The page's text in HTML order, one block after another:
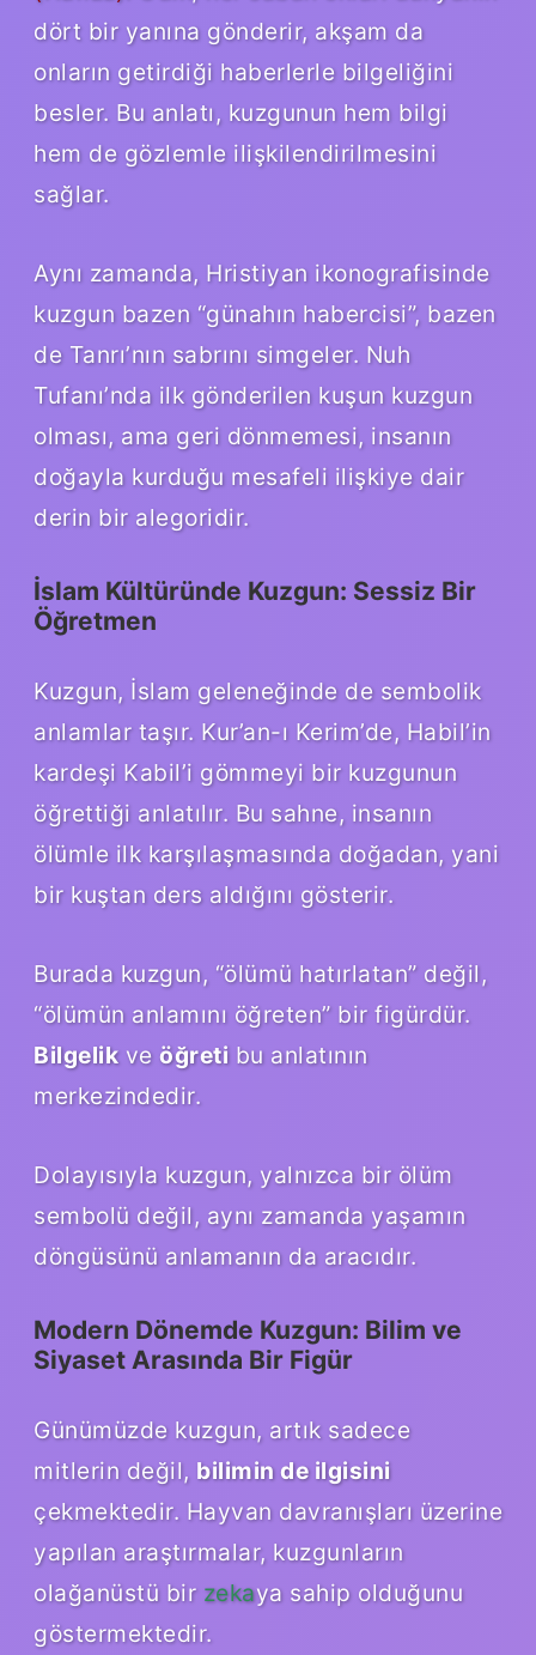
dört bir yanına gönderir, akşam da
onların getirdiği haberlerle bilgeliğini
besler. Bu anlatı, kuzgunun hem bilgi
hem de gözlemle ilişkilendirilmesini
sağlar.
Aynı zamanda, Hristiyan ikonografisinde
kuzgun bazen “günahın habercisi”, bazen
de Tanrı’nın sabrını simgeler. Nuh
Tufanı’nda ilk gönderilen kuşun kuzgun
olması, ama geri dönmemesi, insanın
doğayla kurduğu mesafeli ilişkiye dair
derin bir alegoridir.
İslam Kültüründe Kuzgun: Sessiz Bir
Öğretmen
Kuzgun, İslam geleneğinde de sembolik
anlamlar taşır. Kur’an-ı Kerim’de, Habil’in
kardeşi Kabil’i gömmeyi bir kuzgunun
öğrettiği anlatılır. Bu sahne, insanın
ölümle ilk karşılaşmasında doğadan, yani
bir kuştan ders aldığını gösterir.
Burada kuzgun, “ölümü hatırlatan” değil,
“ölümün anlamını öğreten” bir figürdür.
Bilgelikve öğretibu anlatının
merkezindedir.
Dolayısıyla kuzgun, yalnızca bir ölüm
sembolü değil, aynı zamanda yaşamın
döngüsünü anlamanın da aracıdır.
Modern Dönemde Kuzgun: Bilim ve
Siyaset Arasında Bir Figür
Günümüzde kuzgun, artık sadece
mitlerin değil, bilimin de ilgisini
çekmektedir. Hayvan davranışları üzerine
yapılan araştırmalar, kuzgunların
olağanüstü bir zekaya sahip olduğunu
göstermektedir.